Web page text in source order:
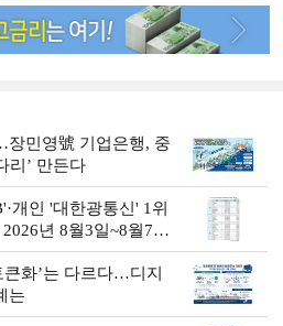
장민영號 기업은행, 중
리’ 만든다
개인 '대한광통신' 1위
년 8월3일~8월7
큰화’는 다르다…디지
는